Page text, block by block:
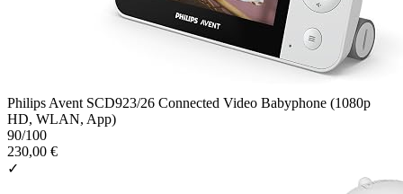
Philips Avent SCD923/26 Connected Video Babyphone (1080p
HD, WLAN, App)
90/100
230,00 €
✓